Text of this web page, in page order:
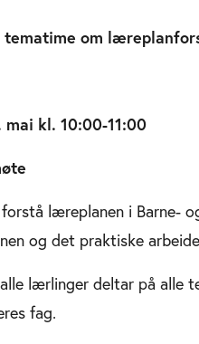
tematime om
mai kl. 10:00-11:00
læreplanen i Barne-
og det praktiske
lærlinger deltar på alle
fag.